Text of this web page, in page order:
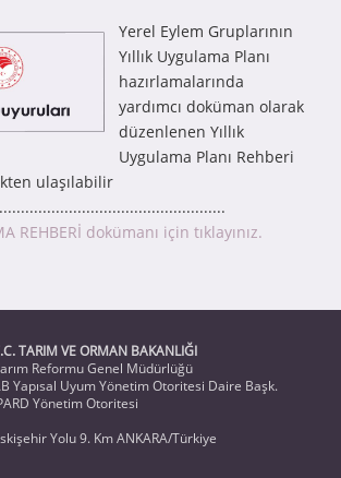
Yerel Eylem Gruplarının
Yıllık Uygulama Planı
hazırlamalarında
yardımcı doküman olarak
düzenlenen Yıllık
Uygulama Planı Rehberi
ulaşılabilir
REHBERİ dokümanı için tıklayınız.
TARIM VE ORMAN BAKANLIĞI
Reformu Genel Müdürlüğü
Yapısal Uyum Yönetim Otoritesi Daire Başk.
Yönetim Otoritesi
Yolu 9. Km ANKARA/Türkiye